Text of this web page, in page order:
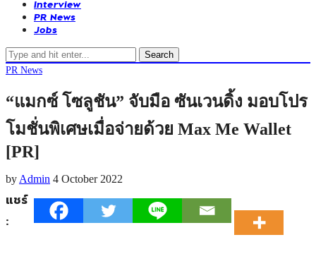
Interview
PR News
Jobs
Search
PR News
“แมกซ์ โซลูชัน” จับมือ ซันเวนดิ้ง มอบโปร
โมชั่นพิเศษเมื่อจ่ายด้วย Max Me Wallet
[PR]
by Admin 4 October 2022
แชร์
: